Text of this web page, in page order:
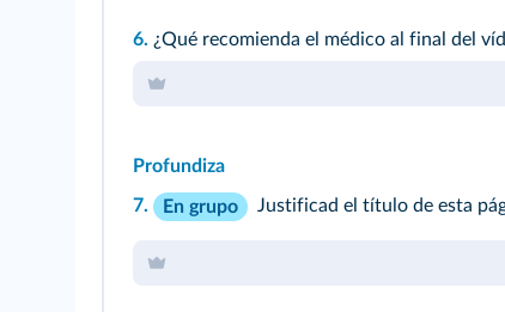
6. ¿Qué recomienda el médico al final del
Profundiza
7. En grupo Justificad el título de esta